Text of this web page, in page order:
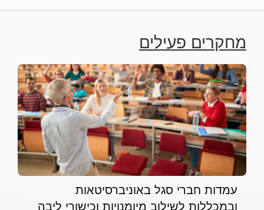
מחקרים פעילים
עמדות חברי סגל באוניברסיטאות
ובמכללות לשילוב מיומנויות וכישורי ליבה